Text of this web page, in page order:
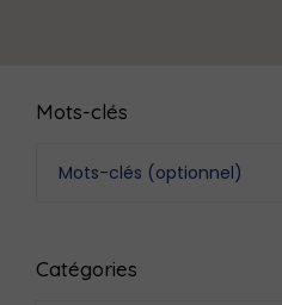
Mots-clés
Catégories